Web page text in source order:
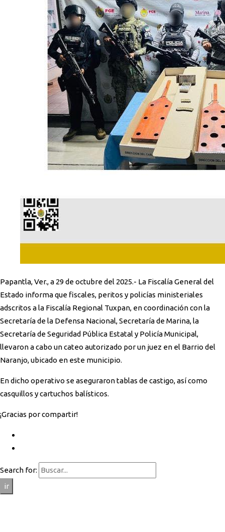
Papantla, Ver., a 29 de octubre del 2025.- La Fiscalía General del
Estado informa que fiscales, peritos y policías ministeriales
adscritos a la Fiscalía Regional Tuxpan, en coordinación con la
Secretaría de la Defensa Nacional, Secretaría de Marina, la
Secretaría de Seguridad Pública Estatal y Policía Municipal,
llevaron a cabo un cateo autorizado por un juez en el Barrio del
Naranjo, ubicado en este municipio.
En dicho operativo se aseguraron tablas de castigo, así como
casquillos y cartuchos balísticos.
¡Gracias por compartir!
Search for:
ir